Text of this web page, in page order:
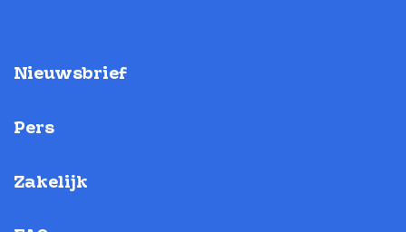
Nieuwsbrief
Pers
Zakelijk